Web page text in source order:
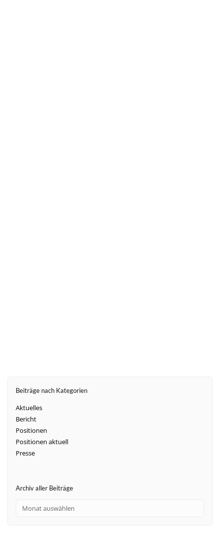
Beiträge nach Kategorien
Aktuelles
Bericht
Positionen
Positionen aktuell
Presse
Archiv aller Beiträge